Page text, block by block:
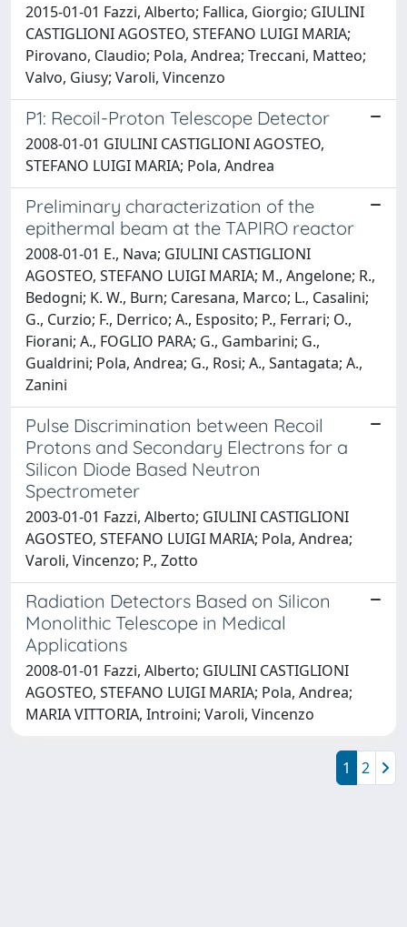
2015-01-01 Fazzi, Alberto; Fallica, Giorgio; GIULINI
CASTIGLIONI AGOSTEO, STEFANO LUIGI MARIA;
Pirovano, Claudio; Pola, Andrea; Treccani, Matteo;
Valvo, Giusy; Varoli, Vincenzo
P1: Recoil-Proton Telescope Detector
2008-01-01 GIULINI CASTIGLIONI AGOSTEO,
STEFANO LUIGI MARIA; Pola, Andrea
Preliminary characterization of the
epithermal beam at the TAPIRO reactor
2008-01-01 E., Nava; GIULINI CASTIGLIONI
AGOSTEO, STEFANO LUIGI MARIA; M., Angelone; R.,
Bedogni; K. W., Burn; Caresana, Marco; L., Casalini;
G., Curzio; F., Derrico; A., Esposito; P., Ferrari; O.,
Fiorani; A., FOGLIO PARA; G., Gambarini; G.,
Gualdrini; Pola, Andrea; G., Rosi; A., Santagata; A.,
Zanini
Pulse Discrimination between Recoil
Protons and Secondary Electrons for a
Silicon Diode Based Neutron
Spectrometer
2003-01-01 Fazzi, Alberto; GIULINI CASTIGLIONI
AGOSTEO, STEFANO LUIGI MARIA; Pola, Andrea;
Varoli, Vincenzo; P., Zotto
Radiation Detectors Based on Silicon
Monolithic Telescope in Medical
Applications
2008-01-01 Fazzi, Alberto; GIULINI CASTIGLIONI
AGOSTEO, STEFANO LUIGI MARIA; Pola, Andrea;
MARIA VITTORIA, Introini; Varoli, Vincenzo
1 2